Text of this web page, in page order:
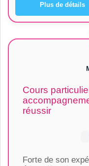
Plus de détails
Cours
réussir
Forte de son